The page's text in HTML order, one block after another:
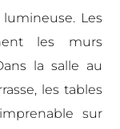
Les
les murs
la salle au
les tables
sur